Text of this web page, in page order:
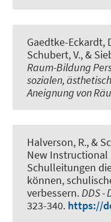
Gaedtke-Eckardt,
Schubert, V., &
Raum-Bildung
sozialen,
Aneignung von
Halverson, R., &
New Instructional
Schulleitungen
können,
verbessern.DDS -
323-340. https://